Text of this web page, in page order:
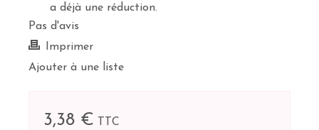
a déjà une réduction.
Pas d'avis
Imprimer
Ajouter à une liste
3,38 €
TTC